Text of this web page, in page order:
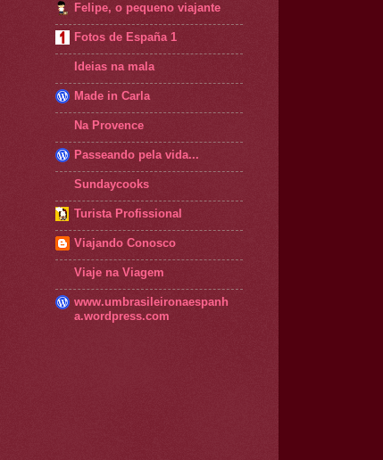
Felipe, o pequeno viajante
Fotos de España 1
Ideias na mala
Made in Carla
Na Provence
Passeando pela vida...
Sundaycooks
Turista Profissional
Viajando Conosco
Viaje na Viagem
www.umbrasileironaespanh
a.wordpress.com